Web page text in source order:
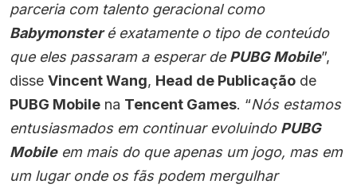
parceria com talento geracional como
Babymonsteré exatamente o tipo de conteúdo
que eles passaram a esperar de PUBG Mobile”,
disse Vincent Wang, Head de Publicação de
PUBG Mobile na Tencent Games. “Nós estamos
entusiasmados em continuar evoluindo PUBG
Mobileem mais do que apenas um jogo, mas em
um lugar onde os fãs podem mergulhar